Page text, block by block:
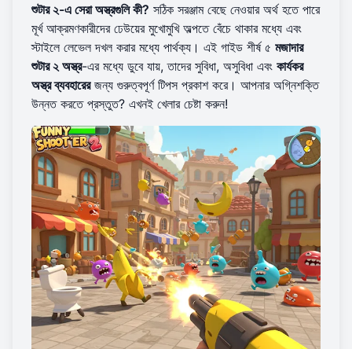
শুটার ২-এ সেরা অস্ত্রগুলি কী? সঠিক সরঞ্জাম বেছে নেওয়ার অর্থ হতে পারে
মূর্খ আক্রমণকারীদের ঢেউয়ের মুখোমুখি অল্পতে বেঁচে থাকার মধ্যে এবং
স্টাইলে লেভেল দখল করার মধ্যে পার্থক্য। এই গাইড শীর্ষ ৫ মজাদার
শুটার ২ অস্ত্র-এর মধ্যে ডুবে যায়, তাদের সুবিধা, অসুবিধা এবং কার্যকর
অস্ত্র ব্যবহারেরজন্য গুরুত্বপূর্ণ টিপস প্রকাশ করে। আপনার অগ্নিশক্তি
উন্নত করতে প্রস্তুত? এখনই খেলার চেষ্টা করুন!